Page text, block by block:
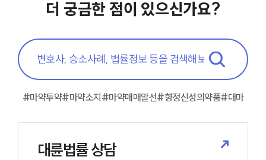
더 궁금한 점이 있으신가요?
#마약투약#마약소지#마약매매알선#향정신성의약품#대마
대륜법률 상담